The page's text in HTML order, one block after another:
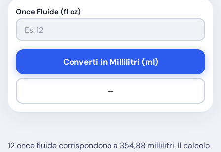
Once Fluide (fl oz)
Converti in Millilitri (ml)
—
12 once fluide corrispondono a 354,88 millilitri. Il calcolo